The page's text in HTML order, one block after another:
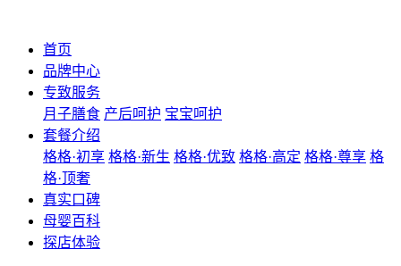
首页
品牌中心
专致服务
月子膳食 产后呵护 宝宝呵护
套餐介绍
格格·初享 格格·新生 格格·优致 格格·高定 格格·尊享 格
格·顶奢
真实口碑
母婴百科
探店体验